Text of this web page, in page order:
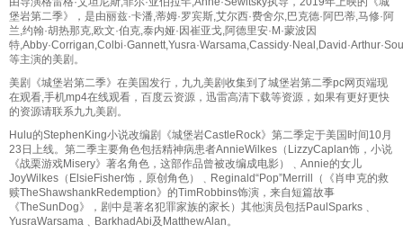
堡岩第二季》，是由丽兹·卡潘,蒂姆·罗宾斯,艾尔西·费舍尔,巴克德·阿巴蒂,马修·阿
兰,约翰·胡热那克,欧文·伯克,泰内娅·因崔亚戈,阿德里安·M·蒙波因
特
等主演的美剧。
美剧《城堡岩第二季》在美国发行，九九美剧收集到了城堡岩第二季pc网页端现
在观看,手机mp4在线观看，百度云资源，迅雷高清下载等资源，如果有更好更快
的资源请联系九九美剧。
Hulu的StephenKing小说改编剧《城堡岩CastleRock》第二季定于美国时间10月
23日上线。第二季主要角色包括精神病患者AnnieWilkes（LizzyCaplan饰，小说
《战栗游戏Misery》著名角色，这部作品曾被改编成电影）﹑Annie的女儿
JoyWilkes（ElsieFisher饰，原创角色）﹑Reginald“Pop”Merrill（《肖申克的救
赎TheShawshankRedemption》的TimRobbins饰演，来自短篇故事
《TheSunDog》，剧中是著名犯罪家族的家长）其他演员包括PaulSparks﹑
YusraWarsama﹑BarkhadAbi及MatthewAlan。